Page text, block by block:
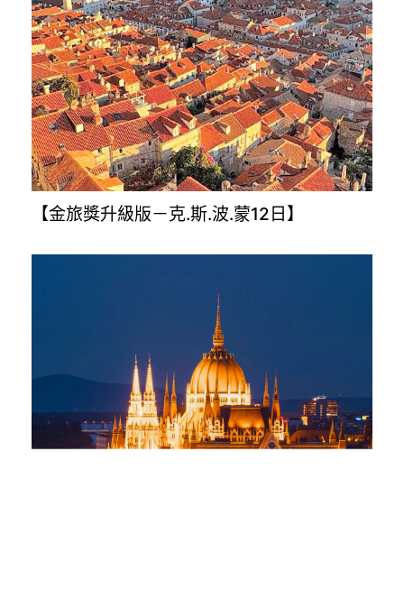
【金旅獎升級版－克.斯.波.蒙12日】